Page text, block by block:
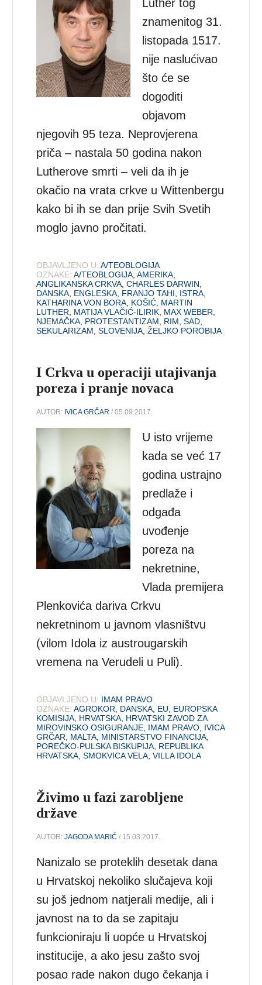
Luther tog
znamenitog 31.
listopada 1517.
nije naslućivao
što će se
dogoditi
objavom
njegovih 95 teza. Neprovjerena
priča – nastala 50 godina nakon
Lutherove smrti – veli da ih je
okačio na vrata crkve u Wittenbergu
kako bi ih se dan prije Svih Svetih
moglo javno pročitati.
OBJAVLJENO U: A/TEOBLOGIJA
OZNAKE: A/TEOBLOGIJA ,AMERIKA
ANGLIKANSKA CRKVA ,CHARLES DARWIN
DANSKA ENGLESKA FRANJO TAHI ISTRA
KATHARINA VON BORA KOŠIĆ MARTIN
LUTHER
MATIJA VLAČIĆ-ILIRIK MAX WEBER
NJEMAČKA PROTESTANTIZAM RIM ,SAD
SEKULARIZAM ,SLOVENIJA ,ŽELJKO POROBIJA
I Crkva u operaciji utajivanja
poreza i pranje novaca
AUTOR: IVICA GRČAR / 05.09.2017.
U isto vrijeme
kada se već 17
godina ustrajno
predlaže i
odgađa
uvođenje
poreza na
nekretnine,
Vlada premijera
Plenkovića dariva Crkvu
nekretninom u javnom vlasništvu
(vilom Idola iz austrougarskih
vremena na Verudeli u Puli).
OBJAVLJENO U: IMAM PRAVO
OZNAKE: AGROKOR DANSKA EU
EUROPSKA
KOMISIJA HRVATSKA HRVATSKI ZAVOD ZA
MIROVINSKO OSIGURANJE IMAM PRAVO IVICA
GRČAR
MALTA MINISTARSTVO FINANCIJA
POREČKO-PULSKA BISKUPIJA REPUBLIKA
HRVATSKA ,SMOKVICA VELA ,VILLA IDOLA
Živimo u fazi zarobljene
države
AUTOR:JAGODA MARIĆ / 15.03.2017.
Nanizalo se proteklih desetak dana
u Hrvatskoj nekoliko slučajeva koji
su još jednom natjerali medije, ali i
javnost na to da se zapitaju
funkcioniraju li uopće u Hrvatskoj
institucije, a ako jesu zašto svoj
posao rade nakon dugo čekanja i